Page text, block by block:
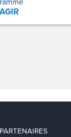
PARTENAIRES